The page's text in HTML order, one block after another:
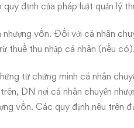
định của pháp luật quản lý
vốn. Đối với cá nhân
thuế thu nhập cá nhân (nếu có).
từ chứng minh cá nhân
DN nơi cá nhân chuyển
vốn. Các quy định nêu trên